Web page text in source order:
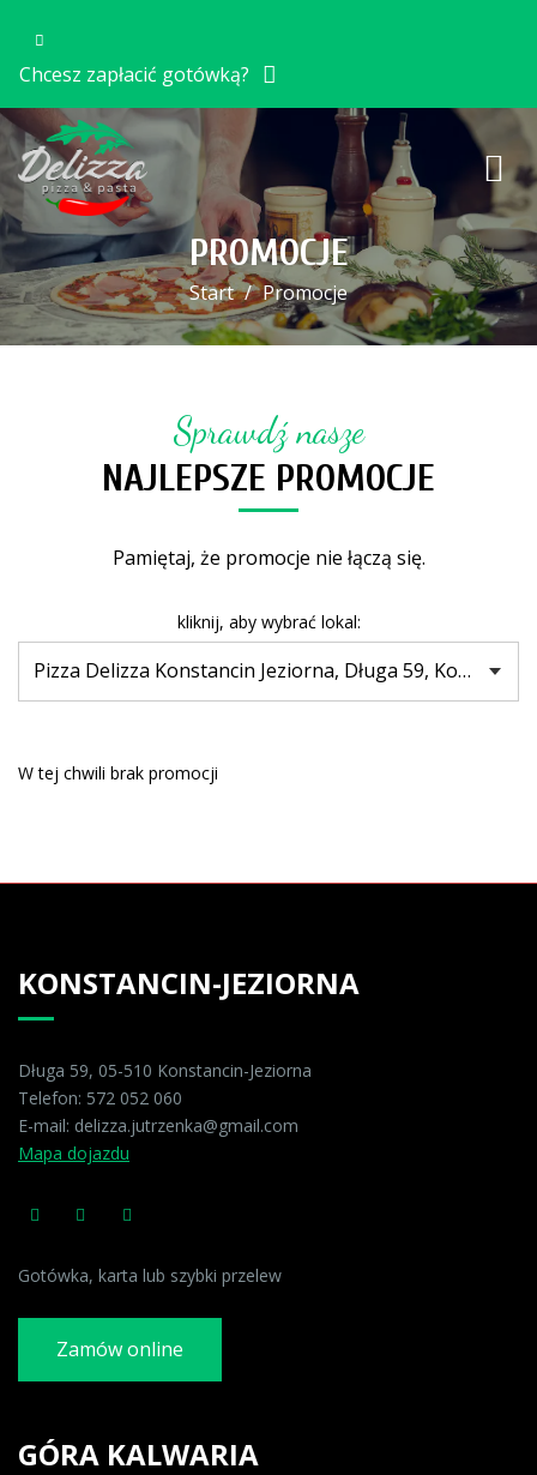
Chcesz zapłacić gotówką?
PROMOCJE
Start Promocje
Sprawdź nasze
NAJLEPSZE PROMOCJE
Pamiętaj, że promocje nie łączą się.
kliknij, aby wybrać lokal:
W tej chwili brak promocji
KONSTANCIN-JEZIORNA
Długa 59, 05-510 Konstancin-Jeziorna
Telefon: 572 052 060
E-mail: delizza.jutrzenka@gmail.com
Mapa dojazdu
Gotówka, karta lub szybki przelew
Zamów online
GÓRA KALWARIA